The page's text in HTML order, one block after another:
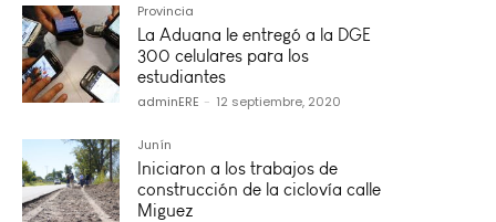
Provincia
La Aduana le entregó a la DGE
300 celulares para los
estudiantes
adminERE - 12 septiembre, 2020
Junín
Iniciaron a los trabajos de
construcción de la ciclovía calle
Miguez